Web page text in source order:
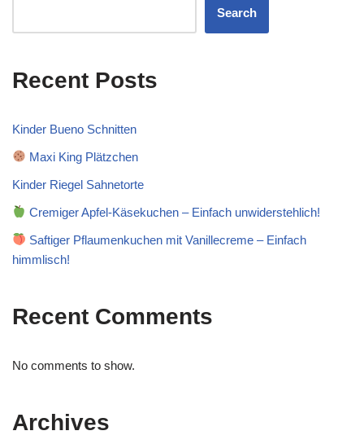
Search
Recent Posts
Kinder Bueno Schnitten
Maxi King Plätzchen
Kinder Riegel Sahnetorte
Cremiger Apfel-Käsekuchen – Einfach unwiderstehlich!
Saftiger Pflaumenkuchen mit Vanillecreme – Einfach
himmlisch!
Recent Comments
No comments to show.
Archives